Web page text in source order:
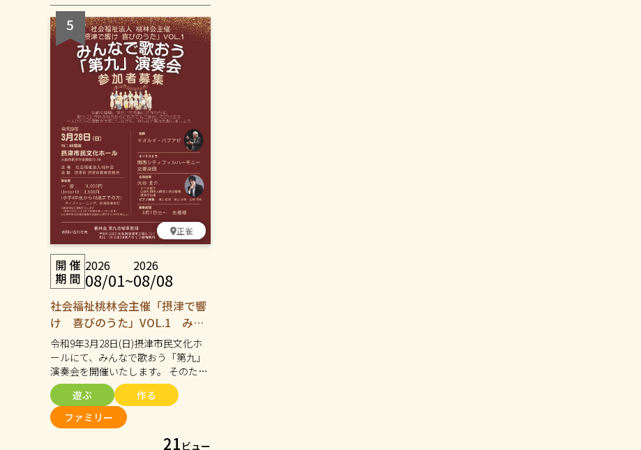
正雀
2026
08/01~
2026
08/08
社会福祉桃林会主催「摂津で響
け 喜びのうた」VOL.1 みん
なで歌おう「第九」演奏会 参
加者募集
令和9年3月28日(日)摂津市民文化ホ
ールにて、みんなで歌おう「第九」
演奏会を開催いたします。 そのため
法人では合唱メンバーを募集してい
ます。年齢や経験、障がいの有無に
関わらず、歌うことが好きな方なら
どなたでもご参加いただけます。一
人ひとりの個性を大切にしながらみ
遊ぶ
作る
ファミリー
21 ビュー